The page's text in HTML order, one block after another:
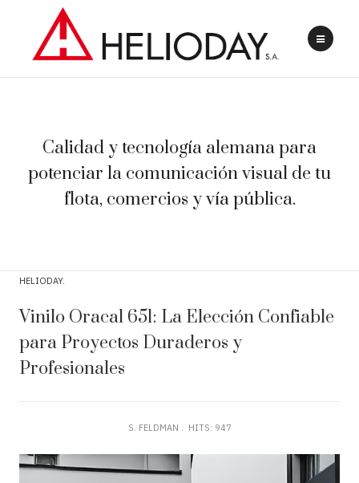
Calidad y tecnología alemana para
potenciar la comunicación visual de tu
flota, comercios y vía pública.
HELIODAY
Vinilo Oracal 651: La Elección Confiable
para Proyectos Duraderos y
Profesionales
S. FELDMAN HITS: 947